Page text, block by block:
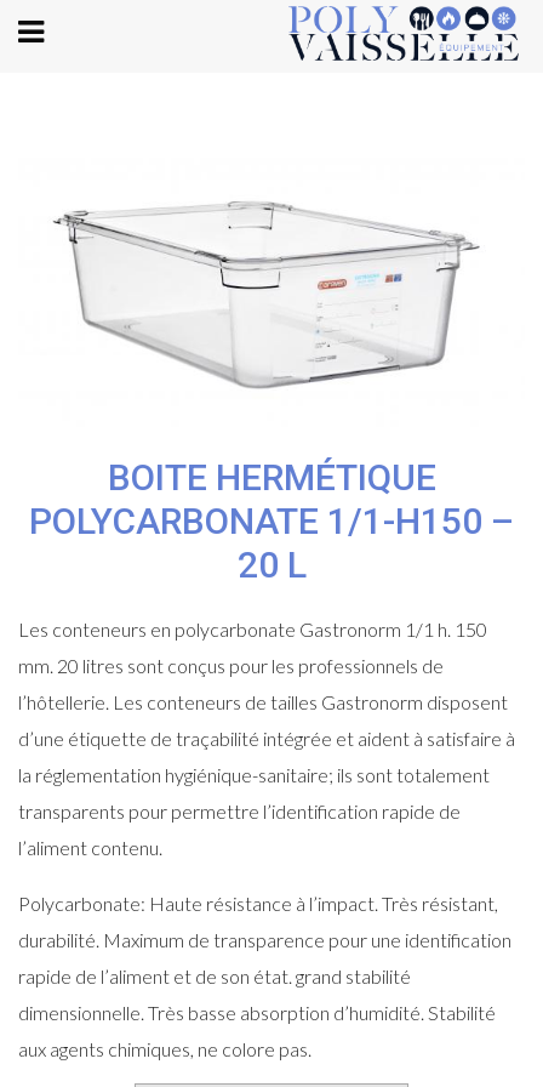
BOITE HERMÉTIQUE
POLYCARBONATE 1/1-H150 –
20 L
Les conteneurs en polycarbonate Gastronorm 1/1 h. 150
mm. 20 litres sont conçus pour les professionnels de
l’hôtellerie. Les conteneurs de tailles Gastronorm disposent
d’une étiquette de traçabilité intégrée et aident à satisfaire à
la réglementation hygiénique-sanitaire; ils sont totalement
transparents pour permettre l’identification rapide de
l’aliment contenu.
Polycarbonate: Haute résistance à l’impact. Très résistant,
durabilité. Maximum de transparence pour une identification
rapide de l’aliment et de son état. grand stabilité
dimensionnelle. Très basse absorption d’humidité. Stabilité
aux agents chimiques, ne colore pas.